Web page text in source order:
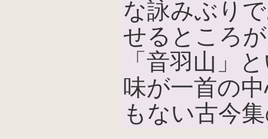
な詠みぶり
せるところ
「音羽山」
味が一首の
もない古今